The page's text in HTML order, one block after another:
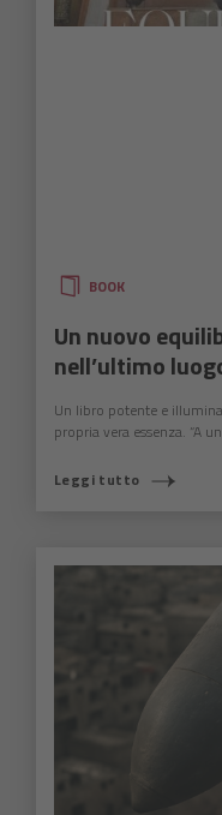
BOOK
Un nuovo
nell’ultimo
Un libro potente e
propria vera essenza. “A
Leggi tutto